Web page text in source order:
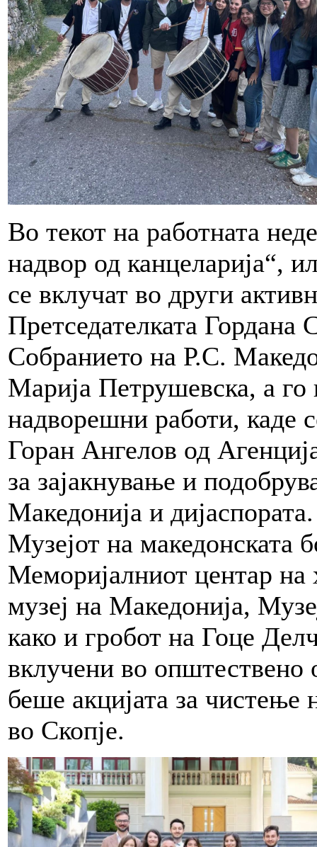
Во текот на работната
надвор од канцеларија“,
се вклучат во други
Претседателката Гордана
Собранието на Р.С.
Марија Петрушевска, а го
надворешни работи, каде
Горан Ангелов од
за зајакнување и
Македонија и
Музејот на македонската
Меморијалниот центар на
музеј на Македонија,
како и гробот на Гоце
вклучени во општествено
беше акцијата за чистење
во Скопје.